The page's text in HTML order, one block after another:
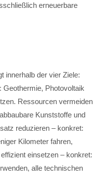
erneuerbare
innerhalb der vier Ziele:
Photovoltaik
Ressourcen vermeiden
Kunststoffe und
reduzieren – konkret:
Kilometer fahren,
einsetzen – konkret:
alle technischen